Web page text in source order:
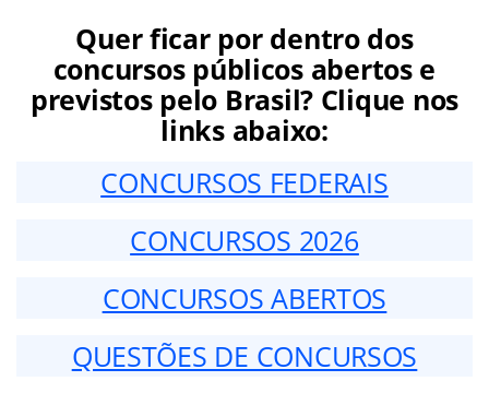
Quer ficar por dentro dos
concursos públicos abertos e
previstos pelo Brasil? Clique nos
links abaixo:
CONCURSOS FEDERAIS
CONCURSOS 2026
CONCURSOS ABERTOS
QUESTÕES DE CONCURSOS